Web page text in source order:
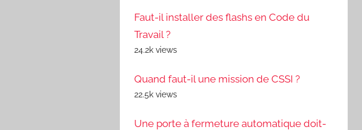
Faut-il installer des flashs en Code du
Travail ?
24.2k views
Quand faut-il une mission de CSSI ?
22.5k views
Une porte à fermeture automatique doit-